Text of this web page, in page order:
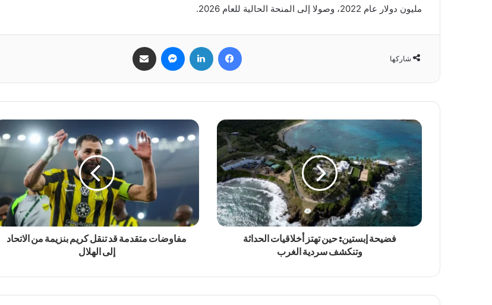
مليون دولار عام 2022، وصولا إلى المنحة الحالية للعام 2026.
شاركها
فيسبوك لينكدإن ماسنجر
فضيحة إبستين: حين تهتز أخلاقيات الحداثة
وتنكشف سردية الغرب
مفاوضات متقدمة قد تنقل كريم بنزيمة من الاتحاد
إلى الهلال